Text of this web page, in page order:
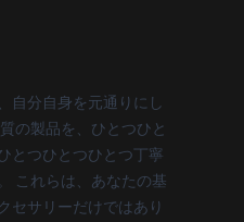
自分自身を元通りにし
の製品を、ひとつひと
とつひとつひとつ丁寧
これらは、あなたの基
セサリーだけではあり